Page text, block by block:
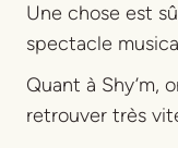
Une chose est
spectacle
Quant à Shy’m,
retrouver très